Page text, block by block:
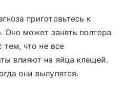
приготовьтесь к
Оно может занять полтора
тем, что не все
влияют на яйца клещей.
они вылупятся.